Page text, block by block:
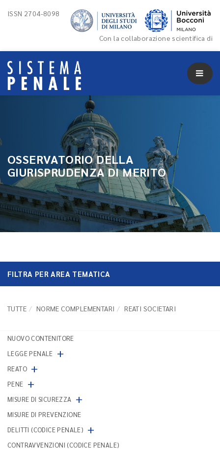
ISSN 2704-8098
Con la collaborazione scientifica di
OSSERVATORIO DELLA
GIURISPRUDENZA DI MERITO
FILTRA PER AREA TEMATICA
TUTTE NORME COMPLEMENTARI REATI SOCIETARI
NUOVO CONTENITORE
LEGGE PENALE +
REATO +
PENE +
MISURE DI SICUREZZA +
MISURE DI PREVENZIONE
DELITTI (CODICE PENALE) +
CONTRAVVENZIONI (CODICE PENALE)